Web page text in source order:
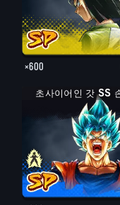
×600
초사이어인 갓 SS
초사이어인 갓 SS